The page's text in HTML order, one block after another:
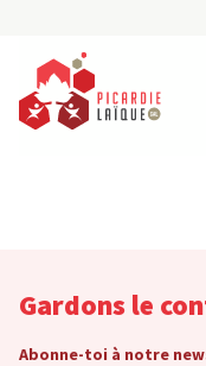
Gardons le
Abonne-toi à notre